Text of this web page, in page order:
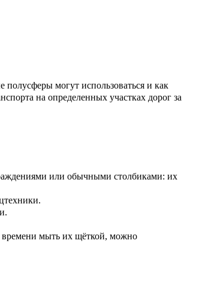
полусферы могут использоваться и как
на определенных участках дорог за
или обычными столбиками: их
времени мыть их щёткой, можно